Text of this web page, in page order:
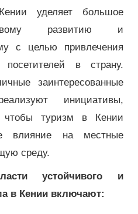
уделяет большое
развитию и
с целью привлечения
посетителей в страну.
заинтересованные
инициативы,
чтобы туризм в Кении
влияние на местные
среду.
устойчивого и
в Кении включают: